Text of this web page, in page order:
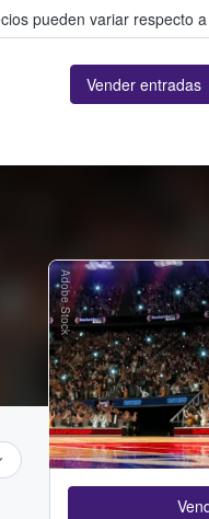
pueden variar respecto
Vender entradas
Adobe Stock